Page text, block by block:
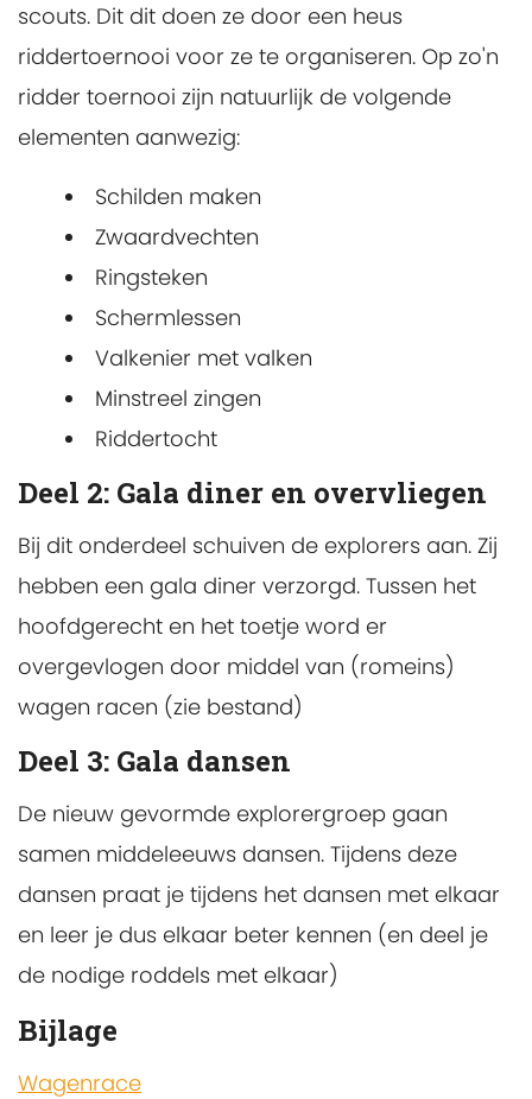
scouts. Dit dit doen ze door een heus
riddertoernooi voor ze te organiseren. Op zo'n
ridder toernooi zijn natuurlijk de volgende
elementen aanwezig:
Schilden maken
Zwaardvechten
Ringsteken
Schermlessen
Valkenier met valken
Minstreel zingen
Riddertocht
Deel 2: Gala diner en overvliegen
Bij dit onderdeel schuiven de explorers aan. Zij
hebben een gala diner verzorgd. Tussen het
hoofdgerecht en het toetje word er
overgevlogen door middel van (romeins)
wagen racen (zie bestand)
Deel 3: Gala dansen
De nieuw gevormde explorergroep gaan
samen middeleeuws dansen. Tijdens deze
dansen praat je tijdens het dansen met elkaar
en leer je dus elkaar beter kennen (en deel je
de nodige roddels met elkaar)
Bijlage
Wagenrace